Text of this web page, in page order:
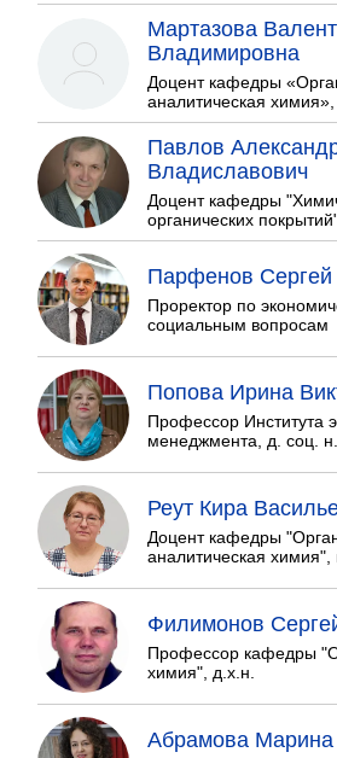
Мартазова
Владимировна
Доцент кафедры
аналитическая химия»,
Павлов
Владиславович
Доцент кафедры
органических
Парфенов Сергей
Проректор по
социальным вопросам
Попова Ирина
Профессор Института
менеджмента, д. соц. н.
Реут Кира
Доцент кафедры
аналитическая химия",
Филимонов
Профессор кафедры
химия", д.х.н.
Абрамова Марина